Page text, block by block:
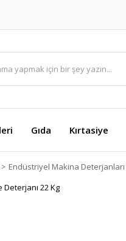
Gıda Kırtasiye
Endüstriyel Makina Deterjanları